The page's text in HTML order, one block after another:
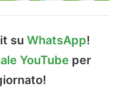
su WhatsApp!
YouTube per